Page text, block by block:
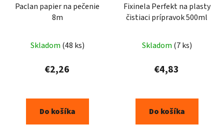
Paclan papier na pečenie
8m
Skladom (48 ks)
€2,26
Do košíka
Fixinela Perfekt na plasty
čistiaci prípravok 500ml
Skladom (7 ks)
€4,83
Do košíka